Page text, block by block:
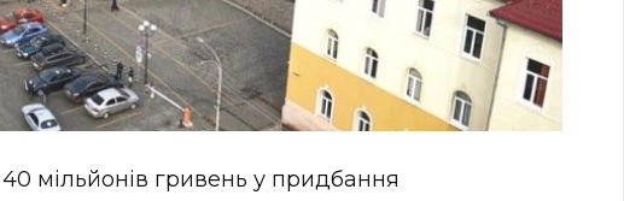
мільйонів гривень у придбання